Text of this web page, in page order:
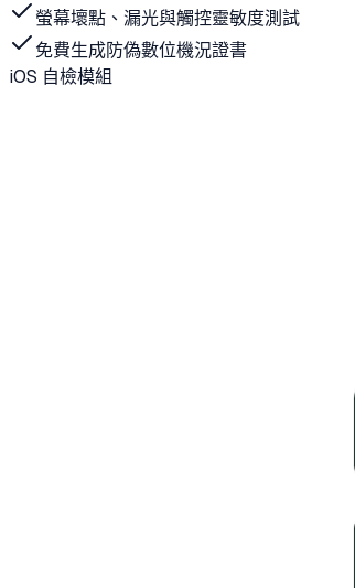
螢幕壞點、漏光與觸控靈敏度測試
免費生成防偽數位機況證書
iOS 自檢模組